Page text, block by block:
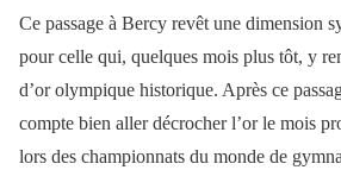
Ce passage à Bercy revêt une dimension
pour celle qui, quelques mois plus tôt, y
d’or olympique historique. Après ce
compte bien aller décrocher l’or le mois
lors des championnats du monde de